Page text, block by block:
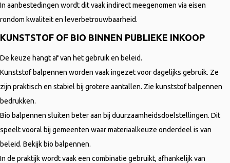
In aanbestedingen wordt dit vaak indirect meegenomen via eisen
rondom kwaliteit en leverbetrouwbaarheid.
KUNSTSTOF OF BIO BINNEN PUBLIEKE INKOOP
De keuze hangt af van het gebruik en beleid.
Kunststof balpennen worden vaak ingezet voor dagelijks gebruik. Ze
zijn praktisch en stabiel bij grotere aantallen. Zie kunststof balpennen
bedrukken.
Bio balpennen sluiten beter aan bij duurzaamheidsdoelstellingen. Dit
speelt vooral bij gemeenten waar materiaalkeuze onderdeel is van
beleid. Bekijk bio balpennen.
In de praktijk wordt vaak een combinatie gebruikt, afhankelijk van